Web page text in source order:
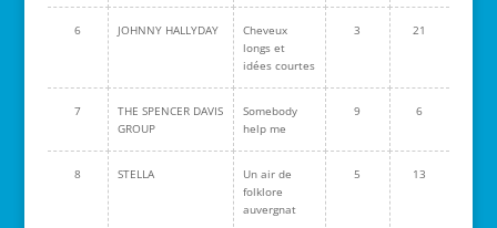
6 JOHNNY HALLYDAY
Cheveux
longs et
idées courtes
3 21
7
THE SPENCER DAVIS
GROUP
Somebody
help me
9 6
8 STELLA
Un air de
folklore
auvergnat
5 13